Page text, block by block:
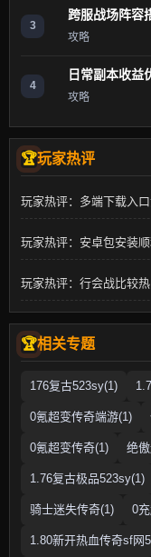
3
跨服战场阵容
攻略
4
日常副本收益
攻略
玩家热评
玩家热评：多端下载入
玩家热评：安卓包安装
玩家热评：行会战比较热
相关专题
176复古523sy(1)
0氪超变传奇端游(1)
0氪超变传奇(1) 绝
1.76复古极品523sy(1)
骑士迷失传奇(1) 0
1.80新开热血传奇sf网